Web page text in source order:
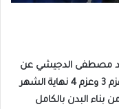
مصطفى الدجيشي عن
إنجازات القاطرات حيث من المقرر القاطرتين عزم 3 وعزم 4 نهاية الشهر
بناء البدن بالكامل